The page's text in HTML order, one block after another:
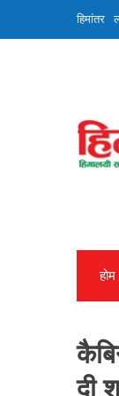
हिमांतर
होम
दी